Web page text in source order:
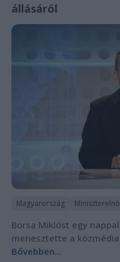
állásáról
Magyarország
Borsa Miklóst egy
menesztette a
Bővebben...